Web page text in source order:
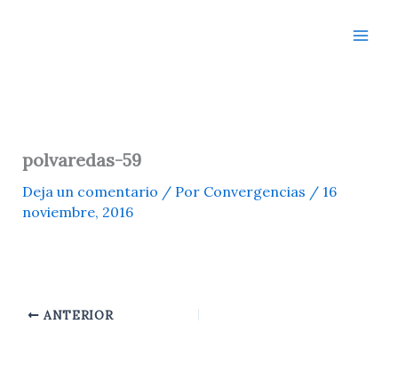
polvaredas-59
Deja un comentario / Por Convergencias / 16
noviembre, 2016
ANTERIOR